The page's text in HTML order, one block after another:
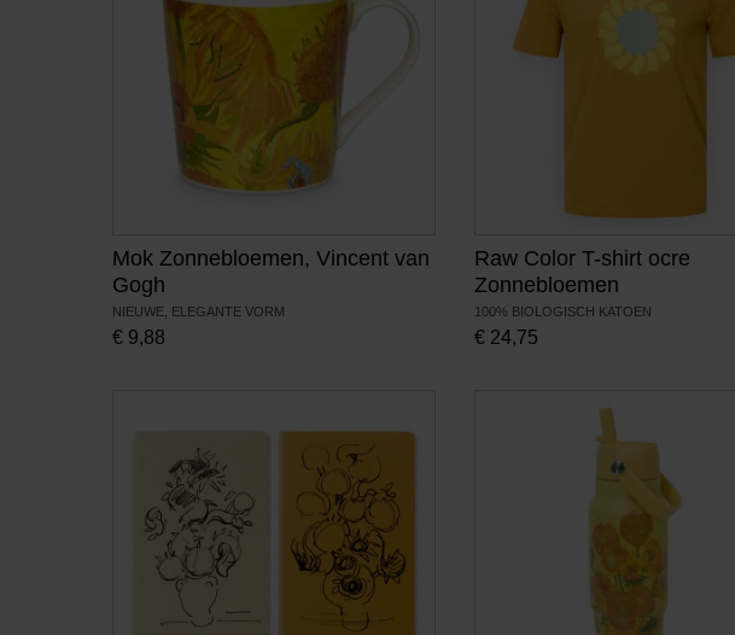
Mok Zonnebloemen, Vincent van
Gogh
NIEUWE, ELEGANTE VORM
€ 9,88
Raw Color T-shirt ocre
Zonnebloemen
100% BIOLOGISCH KATOEN
€ 24,75